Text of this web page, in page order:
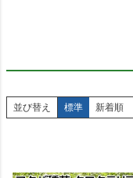
並び替え 標準 新着順